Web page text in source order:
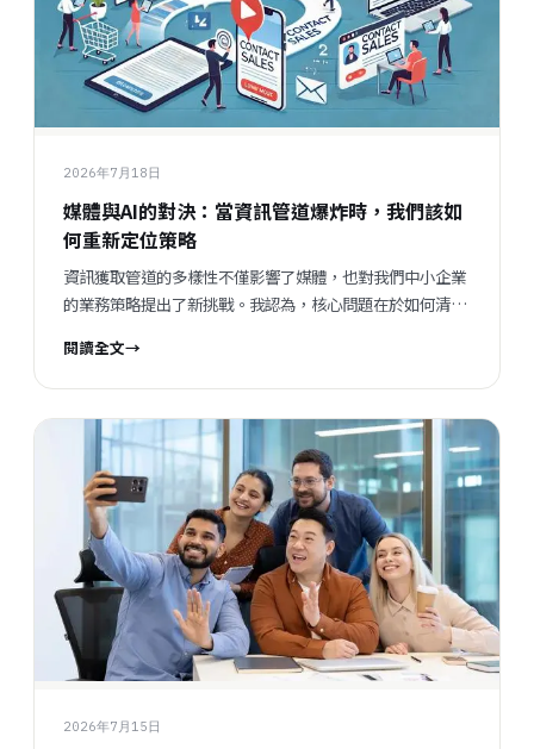
2026年7月18日
媒體與AI的對決：當資訊管道爆炸時，我們該如
何重新定位策略
資訊獲取管道的多樣性不僅影響了媒體，也對我們中小企業
的業務策略提出了新挑戰。我認為，核心問題在於如何清晰
閱讀全文→
2026年7月15日